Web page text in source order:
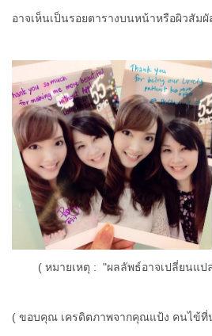
อาจเห็นเป็นรอยตารางบนหน้าหรือผิวสัม
( หมายเหตุ : "ผลลัพธ์อาจเปลี่ยนแป
( ขอบคุณ เครดิตภาพจากคุณแป้ง คนไข้ที่